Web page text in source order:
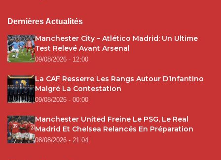
Dernières Actualités
Manchester City – Atlético Madrid: Un Ultime
Test Relevé Avant Arsenal
09/08/2026 - 12:00
La CAF Resserre Les Rangs Autour D’Infantino
Malgré La Contestation
09/08/2026 - 00:00
Manchester United Freine Le PSG, Le Real
Madrid Et Chelsea Relancés En Préparation
08/08/2026 - 21:04